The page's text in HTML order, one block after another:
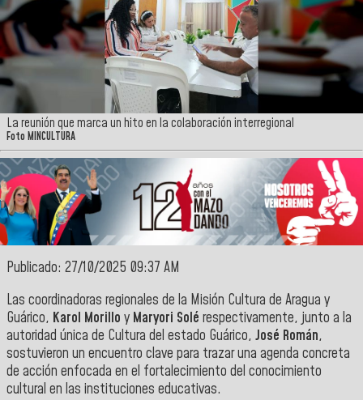
La reunión que marca un hito en la colaboración interregional
Foto MINCULTURA
Publicado: 27/10/2025 09:37 AM
Las coordinadoras regionales de la Misión Cultura de Aragua y
Guárico, Karol Morillo y Maryori Solé respectivamente, junto a la
autoridad única de Cultura del estado Guárico, José Román,
sostuvieron un encuentro clave para trazar una agenda concreta
de acción enfocada en el fortalecimiento del conocimiento
cultural en las instituciones educativas.